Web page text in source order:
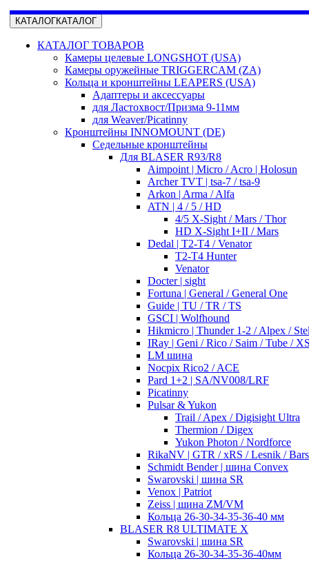
КАТАЛОГКАТАЛОГ
КАТАЛОГ ТОВАРОВ
Камеры целевые LONGSHOT (USA)
Камеры оружейные TRIGGERCAM (ZA)
Кольца и кронштейны LEAPERS (USA)
Адаптеры и аксессуары
для Ластохвост/Призма 9-11мм
для Weaver/Picatinny
Кронштейны INNOMOUNT (DE)
Седельные кронштейны
Для BLASER R93/R8
Aimpoint | Micro / Acro | Holosun
Archer TVT | tsa-7 / tsa-9
Arkon | Arma / Alfa
ATN | 4 / 5 / HD
4/5 X-Sight / Mars / Thor
HD X-Sight I+II / Mars
Dedal | T2-T4 / Venator
T2-T4 Hunter
Venator
Docter | sight
Fortuna | General / General One
Guide | TU / TR / TS
GSCI | Wolfhound
Hikmicro | Thunder 1-2 / Alpex /
IRay | Geni / Rico / Saim / Tube /
LM шина
Nocpix Rico2 / ACE
Pard 1+2 | SA/NV008/LRF
Picatinny
Pulsar & Yukon
Trail / Apex / Digisight Ultra
Thermion / Digex
Yukon Photon / Nordforce
RikaNV | GTR / xRS / Lesnik /
Schmidt Bender | шина Convex
Swarovski | шина SR
Venox | Patriot
Zeiss | шина ZM/VM
Кольца 26-30-34-35-36-40 мм
BLASER R8 ULTIMATE X
Swarovski | шина SR
Кольца 26-30-34-35-36-40мм